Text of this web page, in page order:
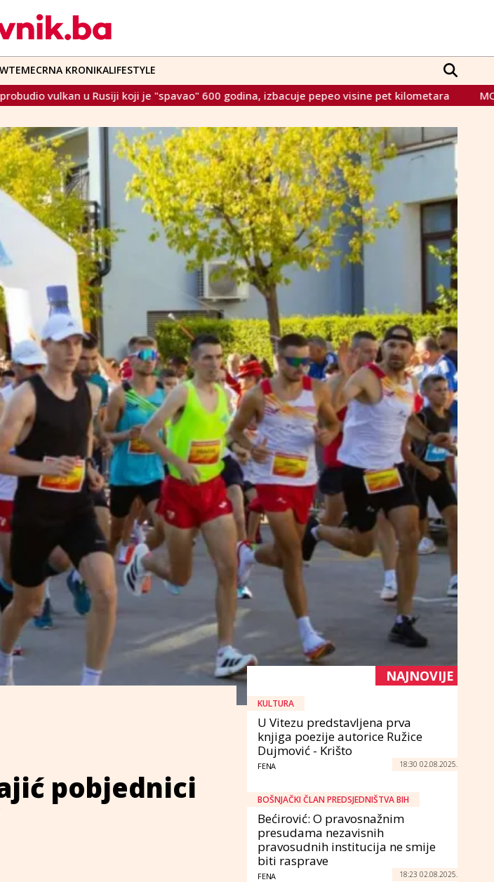
TEMECRNA KRONIKALIFESTYLE
je "spavao" 600 godina, izbacuje pepeo visine pet kilometara MORH: Hrvatska trenutno
pobjednici
NAJNOVIJE
KULTURA
U Vitezu predstavljena prva
knjiga poezije autorice Ružice
Dujmović - Krišto
FENA 18:30 02.08.2025.
BOŠNJAČKI ČLAN PREDSJEDNIŠTVA BIH
Bećirović: O pravosnažnim
presudama nezavisnih
pravosudnih institucija ne smije
biti rasprave
FENA 18:23 02.08.2025.